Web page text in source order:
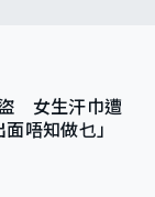
女生汗巾遭
唔知做乜」